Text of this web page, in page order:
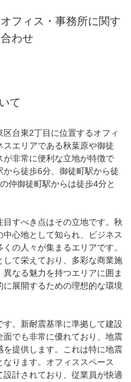
フィス・事務所に関す
わせ
て
台東2丁目に位置するオフィ
エリアである秋葉原や御徒
非常に便利な立地が特徴で
ら徒歩6分、御徒町駅から徒
仲御徒町駅からは徒歩4分と
すべき点はその立地です。秋
心地として知られ、ビジネス
の人々が集まるエリアです。
て栄えており、多彩な商業施
なる魅力を持つエリアに囲ま
展開するための理想的な環境
。新耐震基準に準拠して建設
でも非常に優れており、地震
提供します。これは特に地震
ります。オフィススペース
計されており、従業員が快適